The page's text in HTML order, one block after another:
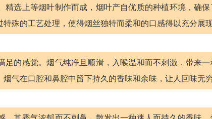
精选上等烟叶制作而成，烟叶产自优质的种植环境，确保
殊的工艺处理，使得烟丝独特而柔和的口感得以充分展现
足的感觉。烟气纯净且顺滑，入喉温和而不刺激，带来
气在口腔和鼻腔中留下持久的香味和余味，让人回味无穷